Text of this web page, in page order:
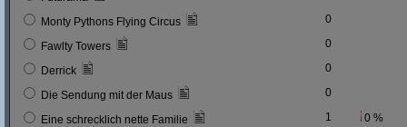
Monty Pythons Flying Circus 0
Fawlty Towers 0
Derrick 0
Die Sendung mit der Maus 0
Eine schrecklich nette Familie 1 0 %